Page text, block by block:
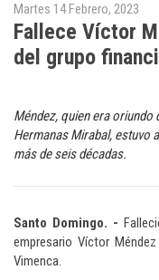
Martes 14 Febrero, 2023
Fallece Víctor
del grupo
Méndez, quien era oriundo
Hermanas Mirabal, estuvo
más de seis décadas.
Santo Domingo. -
empresario Víctor
Vimenca.